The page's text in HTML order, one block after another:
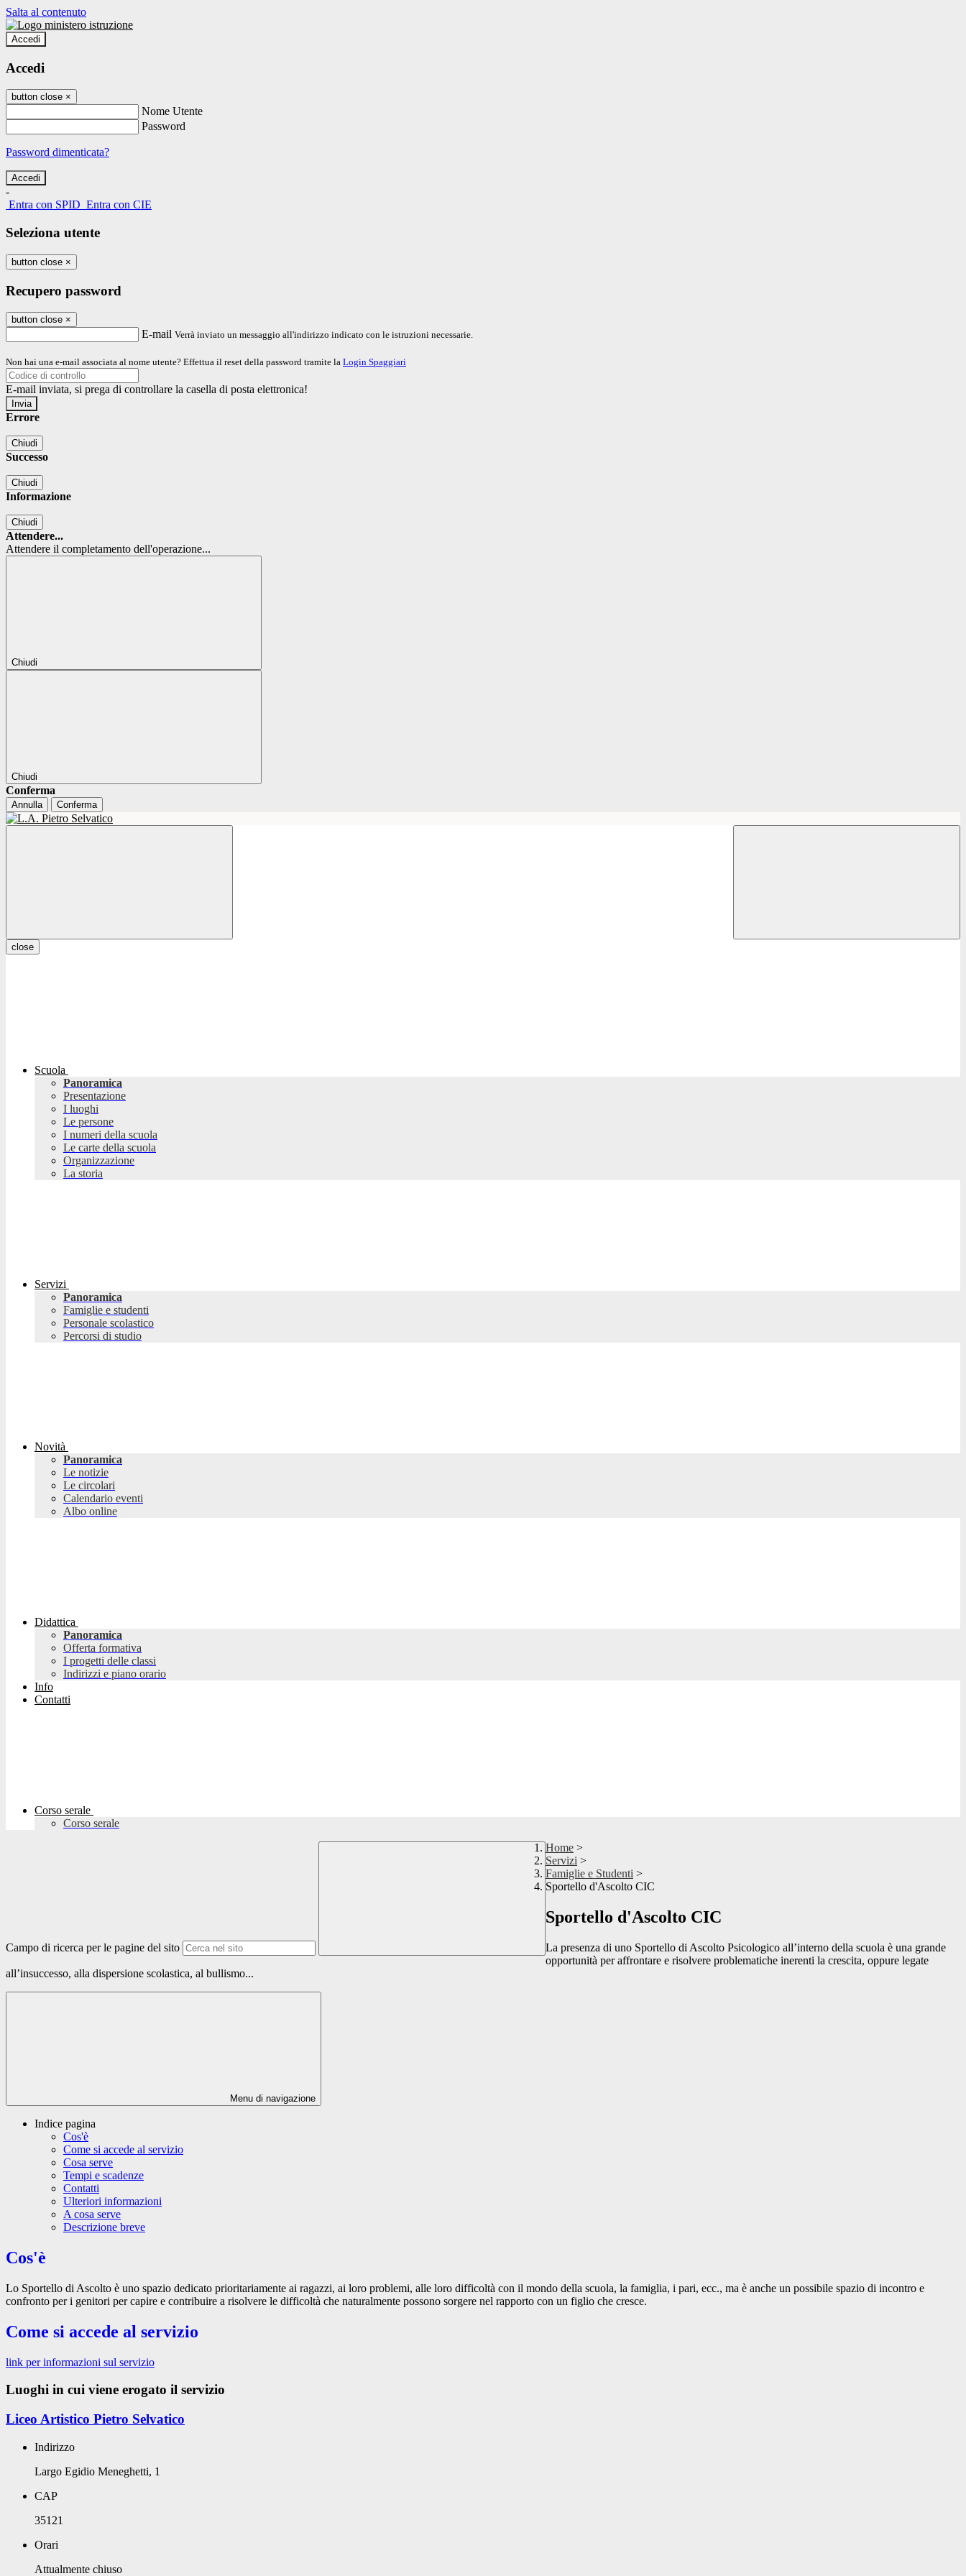
Salta al contenuto
Accedi
Accedi
button close ×
Nome Utente
Password
Password dimenticata?
-
Entra con SPID Entra con CIE
Seleziona utente
button close ×
Recupero password
button close ×
E-mail Verrà inviato un messaggio all'indirizzo indicato con le istruzioni necessarie.
Non hai una e-mail associata al nome utente? Effettua il reset della password tramite la Login Spaggiari
E-mail inviata, si prega di controllare la casella di posta elettronica!
Errore
Chiudi
Successo
Chiudi
Informazione
Chiudi
Attendere...
Attendere il completamento dell'operazione...
Chiudi
Chiudi
Conferma
Annulla Conferma
close
Scuola
Panoramica
Presentazione
I luoghi
Le persone
I numeri della scuola
Le carte della scuola
Organizzazione
La storia
Servizi
Panoramica
Famiglie e studenti
Personale scolastico
Percorsi di studio
Novità
Panoramica
Le notizie
Le circolari
Calendario eventi
Albo online
Didattica
Panoramica
Offerta formativa
I progetti delle classi
Indirizzi e piano orario
Info
Contatti
Corso serale
Corso serale
Campo di ricerca per le pagine del sito
Home >
Servizi >
Famiglie e Studenti >
Sportello d'Ascolto CIC
Sportello d'Ascolto CIC
La presenza di uno Sportello di Ascolto Psicologico all’interno della scuola è una grande
opportunità per affrontare e risolvere problematiche inerenti la crescita, oppure legate
all’insuccesso, alla dispersione scolastica, al bullismo...
Menu di navigazione
Indice pagina
Cos'è
Come si accede al servizio
Cosa serve
Tempi e scadenze
Contatti
Ulteriori informazioni
A cosa serve
Descrizione breve
Cos'è
Lo Sportello di Ascolto è uno spazio dedicato prioritariamente ai ragazzi, ai loro problemi, alle loro difficoltà con il mondo della scuola, la famiglia, i pari, ecc., ma è anche un possibile spazio di incontro e
confronto per i genitori per capire e contribuire a risolvere le difficoltà che naturalmente possono sorgere nel rapporto con un figlio che cresce.
Come si accede al servizio
link per informazioni sul servizio
Luoghi in cui viene erogato il servizio
Liceo Artistico Pietro Selvatico
Indirizzo
Largo Egidio Meneghetti, 1
CAP
35121
Orari
Attualmente chiuso